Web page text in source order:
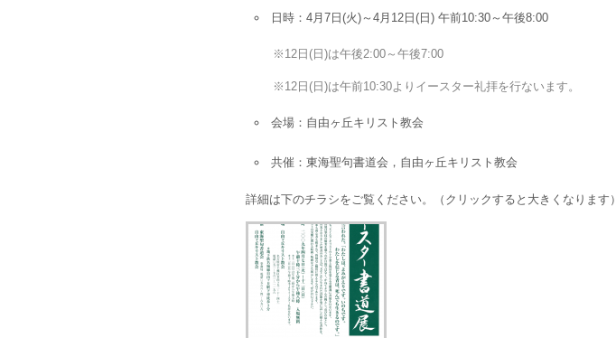
日時：4月7日(火)～4月12日(日) 午前10:30～午後8:00
※12日(日)は午後2:00～午後7:00
※12日(日)は午前10:30よりイースター礼拝を行ないます。
会場：自由ヶ丘キリスト教会
共催：東海聖句書道会，自由ヶ丘キリスト教会
詳細は下のチラシをご覧ください。（クリックすると大きくなります）